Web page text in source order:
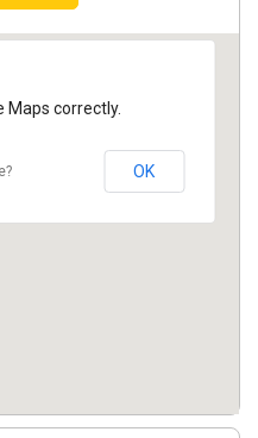
Maps correctly.
OK